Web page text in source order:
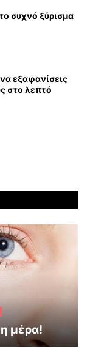
συχνό ξύρισμα
εξαφανίσεις
στο λεπτό
μέρα!